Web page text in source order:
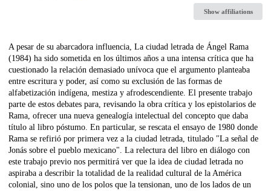
Show affiliations
Description
A pesar de su abarcadora influencia, La ciudad letrada de Ángel Rama
(1984) ha sido sometida en los últimos años a una intensa crítica que ha
cuestionado la relación demasiado unívoca que el argumento planteaba
entre escritura y poder, así como su exclusión de las formas de
alfabetización indígena, mestiza y afrodescendiente. El presente trabajo
parte de estos debates para, revisando la obra crítica y los epistolarios de
Rama, ofrecer una nueva genealogía intelectual del concepto que daba
título al libro póstumo. En particular, se rescata el ensayo de 1980 donde
Rama se refirió por primera vez a la ciudad letrada, titulado "La señal de
Jonás sobre el pueblo mexicano". La relectura del libro en diálogo con
este trabajo previo nos permitirá ver que la idea de ciudad letrada no
aspiraba a describir la totalidad de la realidad cultural de la América
colonial, sino uno de los polos que la tensionan, uno de los lados de un